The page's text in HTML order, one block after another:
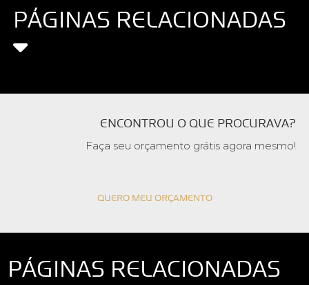
PÁGINAS RELACIONADAS
ENCONTROU O QUE PROCURAVA?
Faça seu orçamento grátis agora mesmo!
QUERO MEU ORÇAMENTO
PÁGINAS RELACIONADAS